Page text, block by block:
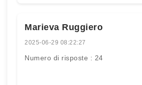
Marieva Ruggiero
2025-06-29 08:22:27
Numero di risposte : 24